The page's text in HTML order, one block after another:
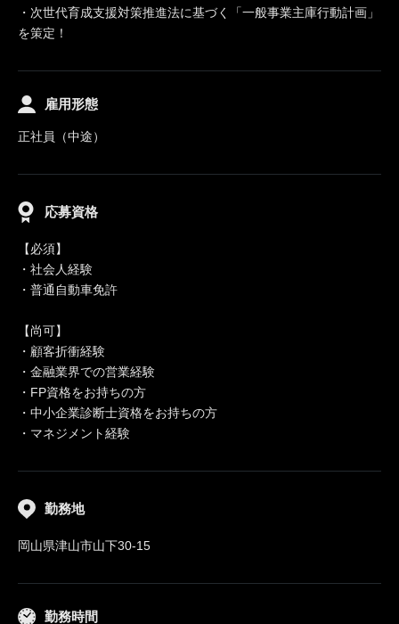
・次世代育成支援対策推進法に基づく「一般事業主庫行動計画」
を策定！
雇用形態
正社員（中途）
応募資格
【必須】
・社会人経験
・普通自動車免許
【尚可】
・顧客折衝経験
・金融業界での営業経験
・FP資格をお持ちの方
・中小企業診断士資格をお持ちの方
・マネジメント経験
勤務地
岡山県津山市山下30-15
勤務時間